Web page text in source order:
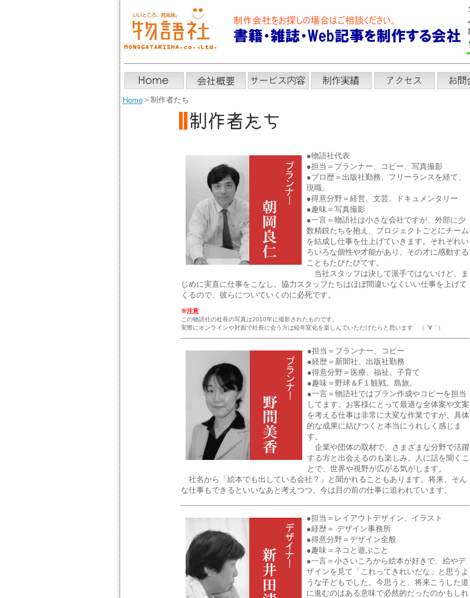
Home＞ 制作者たち
●物語社代表
●担当＝プランナー、コピー、写真撮影
●プロ歴＝出版社勤務、フリーランスを経て、
現職。
●得意分野＝経営、文芸、ドキュメンタリー
●趣味＝写真撮影
●一言＝物語社は小さな会社ですが、外部に少
数精鋭たちを抱え、プロジェクトごとにチーム
を結成し仕事を仕上げていきます。それぞれい
ろいろな個性や才能があり、その才に感動する
こともたびたびです。
当社スタッフは決して派手ではないけど、ま
じめに実直に仕事をこなし、協力スタッフたちはほぼ間違いなくいい仕事を上げて
くるので、彼らについていくのに必死です。
※注意
この物語社の社長の写真は2010年に撮影されたものです。
実際にオンラインや対面で社長に会う方は経年変化を楽しんでいただけたらと思います （ ´∀｀）
●担当＝プランナー、コピー
●経歴＝新聞社、出版社勤務
●得意分野＝医療、福祉、子育て
●趣味＝野球＆F１観戦。島旅。
●一言＝物語社ではプラン作成やコピーを担当
してます。お客様にとって最適な全体案や文案
を考える仕事は非常に大変な作業ですが、具体
的な成果に結びつくと本当にうれしく感じま
す。
企業や団体の取材で、さまざまな分野で活躍
する方と出会えるのも楽しみ。人に話を聞くこ
とで、世界や視野が広がる気がします。
社名から「絵本でも出している会社？」と聞かれることもあります。将来、そん
な仕事もできるといいなあと考えつつ、今は目の前の仕事に追われています。
●担当＝レイアウトデザイン、イラスト
●経歴＝ デザイン事務所
●得意分野＝デザイン全般
●趣味＝ネコと遊ぶこと
●一言＝小さいころから絵本が好きで、絵やデ
ザインを見て「これってきれいだな」と思うよ
うな子どもでした。今思うと、将来こうした道
に進むのはある意味で必然的だったのかもしれ